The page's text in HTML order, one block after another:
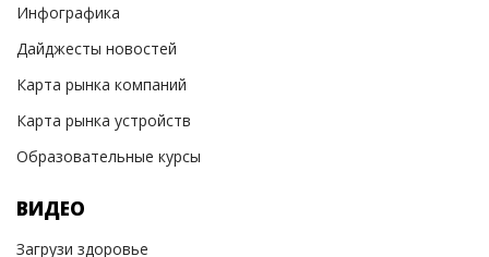
Инфографика
Дайджесты новостей
Карта рынка компаний
Карта рынка устройств
Образовательные курсы
ВИДЕО
Загрузи здоровье